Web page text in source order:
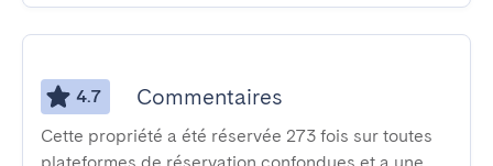
4.7 Commentaires
Cette propriété a été réservée 273 fois sur toutes